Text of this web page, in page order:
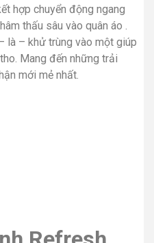
hợp chuyển động ngang
thấu sâu vào quân áo .
là – khử trùng vào một giúp
Mang đến những trải
mới mẻ nhất.